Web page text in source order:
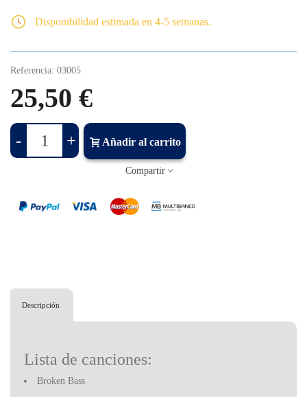
Disponibilidad estimada en 4-5 semanas.
Referencia: 03005
25,50 €
- + Añadir al carrito
Compartir
Descripción
Lista de canciones:
Broken Bass